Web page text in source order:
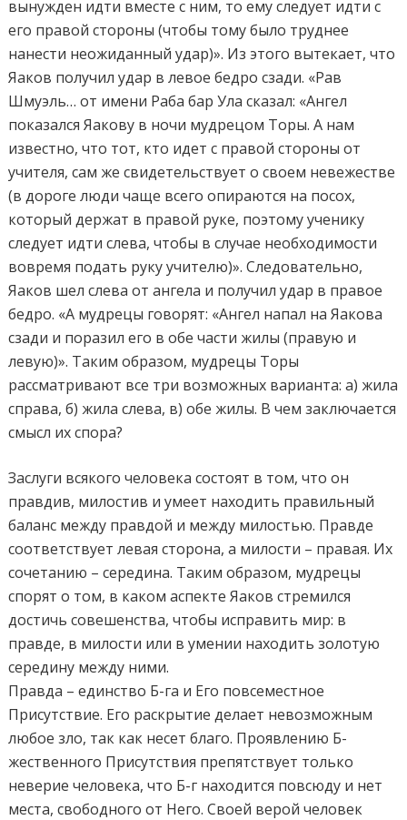
вынужден идти вместе с ним, то ему следует идти с
его правой стороны (чтобы тому было труднее
нанести неожиданный удар)». Из этого вытекает, что
Яаков получил удар в левое бедро сзади. «Рав
Шмуэль… от имени Раба бар Ула сказал: «Ангел
показался Яакову в ночи мудрецом Торы. А нам
известно, что тот, кто идет с правой стороны от
учителя, сам же свидетельствует о своем невежестве
(в дороге люди чаще всего опираются на посох,
который держат в правой руке, поэтому ученику
следует идти слева, чтобы в случае необходимости
вовремя подать руку учителю)». Следовательно,
Яаков шел слева от ангела и получил удар в правое
бедро. «А мудрецы говорят: «Ангел напал на Яакова
сзади и поразил его в обе части жилы (правую и
левую)». Таким образом, мудрецы Торы
рассматривают все три возможных варианта: а) жила
справа, б) жила слева, в) обе жилы. В чем заключается
смысл их спора?
Заслуги всякого человека состоят в том, что он
правдив, милостив и умеет находить правильный
баланс между правдой и между милостью. Правде
соответствует левая сторона, а милости – правая. Их
сочетанию – середина. Таким образом, мудрецы
спорят о том, в каком аспекте Яаков стремился
достичь совешенства, чтобы исправить мир: в
правде, в милости или в умении находить золотую
середину между ними.
Правда – единство Б-га и Его повсеместное
Присутствие. Его раскрытие делает невозможным
любое зло, так как несет благо. Проявлению Б-
жественного Присутствия препятствует только
неверие человека, что Б-г находится повсюду и нет
места, свободного от Него. Своей верой человек